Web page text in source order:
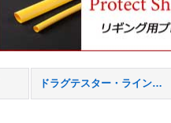
ドラグテスター・ラインカウンター